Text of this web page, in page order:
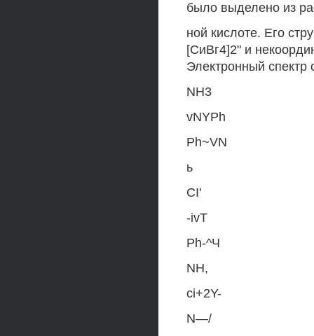
было выделено из
ной кислоте. Его
[СиВг4]2" и
Электронный спектр
NH3
vNYPh
Ph~VN
ь
CI'
-ivT
Ph-^Ч
NH,
ci+2Y-
N—/